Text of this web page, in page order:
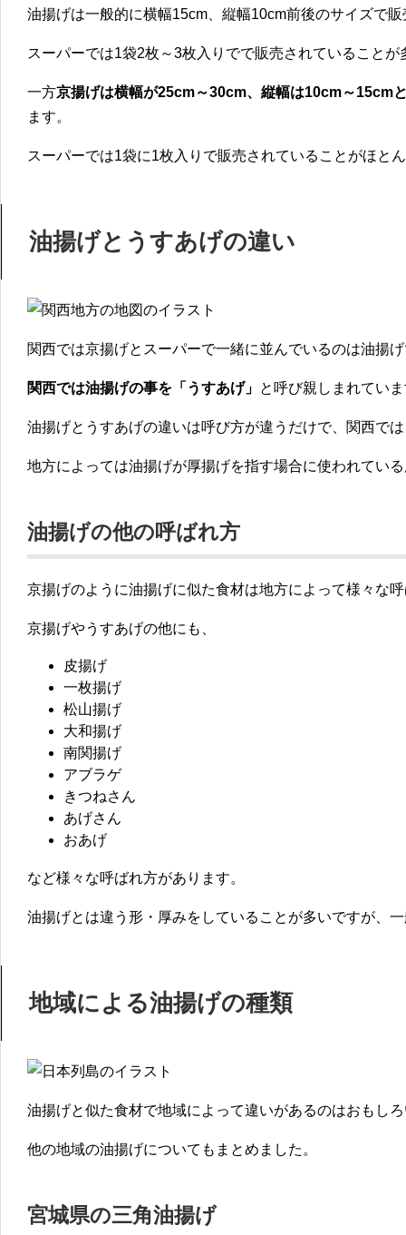
油揚げは一般的に横幅15cm、縦幅10cm前後のサイズで
スーパーでは1袋2枚～3枚入りでで販売されていることが
一方京揚げは横幅が25cm～30cm、縦幅は10cm～15cm
ます。
スーパーでは1袋に1枚入りで販売されていることがほと
油揚げとうすあげの違い
関西では京揚げとスーパーで一緒に並んでいるのは油揚
関西では油揚げの事を「うすあげ」 と呼び親しまれてい
油揚げとうすあげの違いは呼び方が違う だけで、関西で
地方によっては油揚げが厚揚げを指す場合に使われてい
油揚げの他の呼ばれ方
京揚げのように油揚げに似た食材は地方によって様々な
京揚げやうすあげの他にも、
皮揚げ
一枚揚げ
松山揚げ
大和揚げ
南関揚げ
アブラゲ
きつねさん
あげさん
おあげ
など様々な呼ばれ方があります。
油揚げとは違う形・厚みをしていることが多いですが、
地域による油揚げの種類
油揚げと似た食材で地域によって違いがあるのはおもし
他の地域の油揚げについてもまとめました。
宮城県の三角油揚げ